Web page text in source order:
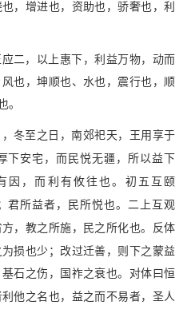
，增进也，资助也，骄奢也，利
二，以上惠下，利益万物，动而
也，坤顺也、水也，震行也，顺
。
冬至之日，南郊祀天，王用享于
下安宅，而民悦无疆，所以益下
因，而利有攸往也。初五互颐
君所益者，民所悦也。二上互观
，教之所施，民之所化也。反体
损也少；改过迁善，则下之蒙益
石之伤，国祚之衰也。对体曰恒
他之名也，益之而不易者，圣人